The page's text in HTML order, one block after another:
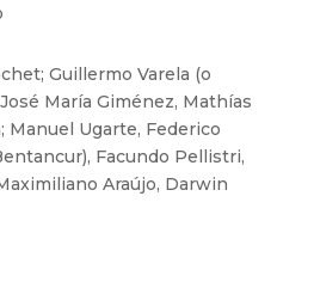
Guillermo Varela (o
María Giménez, Mathías
Manuel Ugarte, Federico
Facundo Pellistri,
Araújo, Darwin